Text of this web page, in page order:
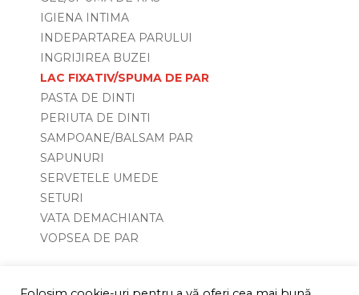
IGIENA INTIMA
INDEPARTAREA PARULUI
INGRIJIREA BUZEI
LAC FIXATIV/SPUMA DE PAR
PASTA DE DINTI
PERIUTA DE DINTI
SAMPOANE/BALSAM PAR
SAPUNURI
SERVETELE UMEDE
SETURI
VATA DEMACHIANTA
VOPSEA DE PAR